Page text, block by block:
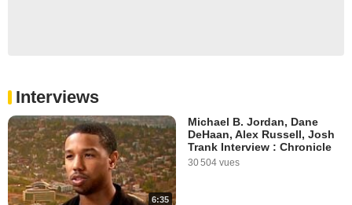
Interviews
6:35
Michael B. Jordan, Dane
DeHaan, Alex Russell, Josh
Trank Interview : Chronicle
30 504 vues